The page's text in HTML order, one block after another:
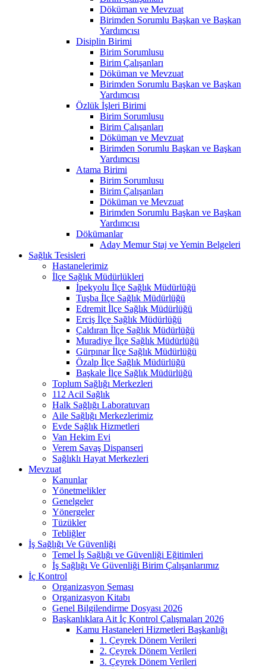
Döküman ve Mevzuat
Birimden Sorumlu Başkan ve Başkan
Yardımcısı
Disiplin Birimi
Birim Sorumlusu
Birim Çalışanları
Döküman ve Mevzuat
Birimden Sorumlu Başkan ve Başkan
Yardımcısı
Özlük İşleri Birimi
Birim Sorumlusu
Birim Çalışanları
Döküman ve Mevzuat
Birimden Sorumlu Başkan ve Başkan
Yardımcısı
Atama Birimi
Birim Sorumlusu
Birim Çalışanları
Döküman ve Mevzuat
Birimden Sorumlu Başkan ve Başkan
Yardımcısı
Dökümanlar
Aday Memur Staj ve Yemin Belgeleri
Sağlık Tesisleri
Hastanelerimiz
İlçe Sağlık Müdürlükleri
İpekyolu İlçe Sağlık Müdürlüğü
Tuşba İlçe Sağlık Müdürlüğü
Edremit İlçe Sağlık Müdürlüğü
Erciş İlçe Sağlık Müdürlüğü
Çaldıran İlçe Sağlık Müdürlüğü
Muradiye İlçe Sağlık Müdürlüğü
Gürpınar İlçe Sağlık Müdürlüğü
Özalp İlçe Sağlık Müdürlüğü
Başkale İlçe Sağlık Müdürlüğü
Toplum Sağlığı Merkezleri
112 Acil Sağlık
Halk Sağlığı Laboratuvarı
Aile Sağlığı Merkezlerimiz
Evde Sağlık Hizmetleri
Van Hekim Evi
Verem Savaş Dispanseri
Sağlıklı Hayat Merkezleri
Mevzuat
Kanunlar
Yönetmelikler
Genelgeler
Yönergeler
Tüzükler
Tebliğler
İş Sağlığı Ve Güvenliği
Temel İş Sağlığı ve Güvenliği Eğitimleri
İş Sağlığı Ve Güvenliği Birim Çalışanlarımız
İç Kontrol
Organizasyon Şeması
Organizasyon Kitabı
Genel Bilgilendirme Dosyası 2026
Başkanlıklara Ait İç Kontrol Çalışmaları 2026
Kamu Hastaneleri Hizmetleri Başkanlığı
1. Çeyrek Dönem Verileri
2. Çeyrek Dönem Verileri
3. Çeyrek Dönem Verileri